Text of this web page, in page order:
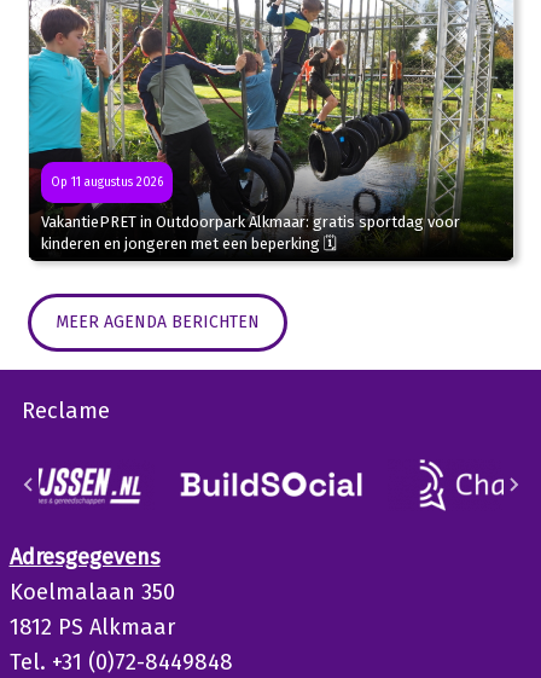
Op 11 augustus 2026
VakantiePRET in Outdoorpark Alkmaar: gratis sportdag voor
kinderen en jongeren met een beperking 🗓
MEER AGENDA BERICHTEN
Reclame
Adresgegevens
Koelmalaan 350
1812 PS Alkmaar
Tel. +31 (0)72-8449848